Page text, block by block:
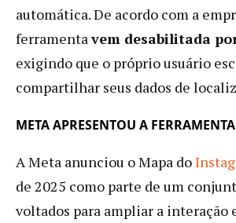
automática. De acordo com a
ferramentavem desabilitada
exigindo que o próprio usuário
compartilhar seus dados de
META APRESENTOU A
A Meta anunciou o Mapa do
de 2025 como parte de um
voltados para ampliar a interação